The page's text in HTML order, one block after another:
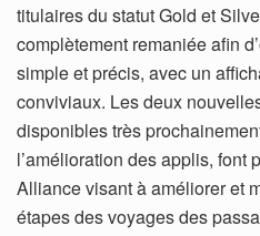
titulaires du statut Gold et
complètement remaniée afin
simple et précis, avec un
conviviaux. Les deux
disponibles très
l’amélioration des applis, font
Alliance visant à améliorer et
étapes des voyages des